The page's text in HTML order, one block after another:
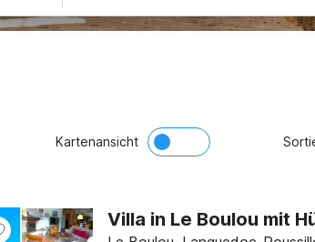
Kartenansicht
Villa in Le Boulou mit